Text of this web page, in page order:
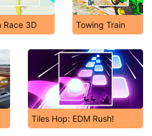
Race 3D Towing Train
Tiles Hop: EDM Rush!